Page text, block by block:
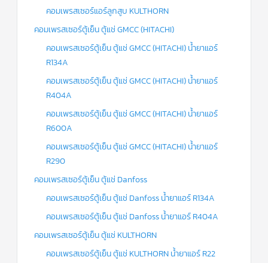
คอมเพรสเซอร์แอร์ลูกสูบ KULTHORN
คอมเพรสเซอร์ตู้เย็น ตู้แช่ GMCC (HITACHI)
คอมเพรสเซอร์ตู้เย็น ตู้แช่ GMCC (HITACHI) น้ำยาแอร์
R134A
คอมเพรสเซอร์ตู้เย็น ตู้แช่ GMCC (HITACHI) น้ำยาแอร์
R404A
คอมเพรสเซอร์ตู้เย็น ตู้แช่ GMCC (HITACHI) น้ำยาแอร์
R600A
คอมเพรสเซอร์ตู้เย็น ตู้แช่ GMCC (HITACHI) น้ำยาแอร์
R290
คอมเพรสเซอร์ตู้เย็น ตู้แช่ Danfoss
คอมเพรสเซอร์ตู้เย็น ตู้แช่ Danfoss น้ำยาแอร์ R134A
คอมเพรสเซอร์ตู้เย็น ตู้แช่ Danfoss น้ำยาแอร์ R404A
คอมเพรสเซอร์ตู้เย็น ตู้แช่ KULTHORN
คอมเพรสเซอร์ตู้เย็น ตู้แช่ KULTHORN น้ำยาแอร์ R22